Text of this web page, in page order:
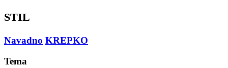
STIL
Navadno KREPKO
Tema